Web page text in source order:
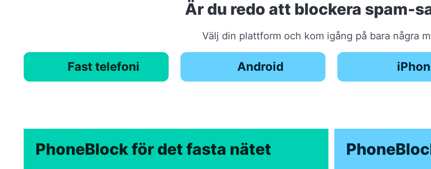
Är du redo att blockera spam-
Välj din plattform och kom igång på bara några
Fast telefoni Android
PhoneBlock för det fasta nätet